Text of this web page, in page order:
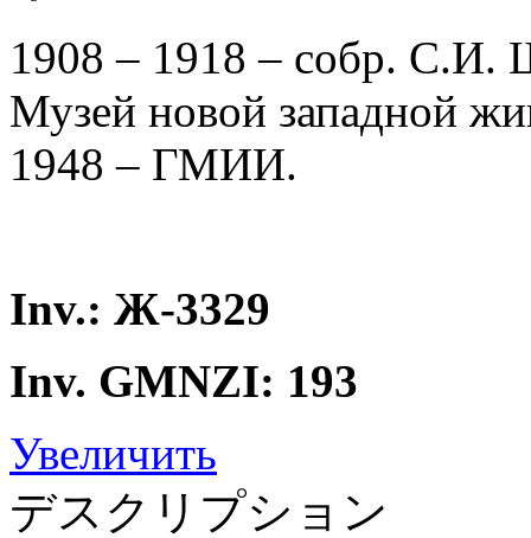
1908 – 1918 – собр. С.И.
Музей новой западной
1948 – ГМИИ.
Inv.: Ж-3329
Inv. GMNZI: 193
Увеличить
デスクリプション